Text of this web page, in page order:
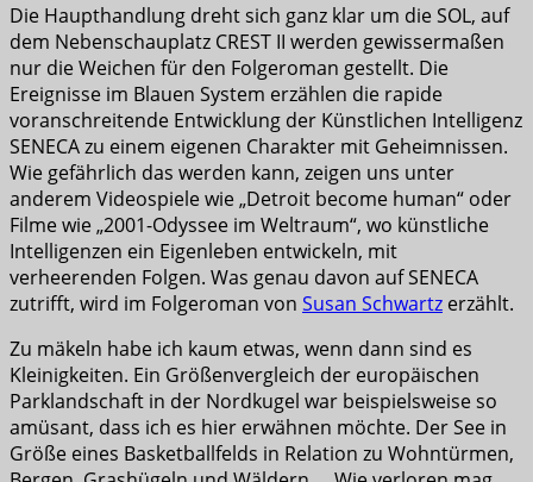
Die Haupthandlung dreht sich ganz klar um die SOL, auf
dem Nebenschauplatz CREST II werden gewissermaßen
nur die Weichen für den Folgeroman gestellt. Die
Ereignisse im Blauen System erzählen die rapide
voranschreitende Entwicklung der Künstlichen Intelligenz
SENECA zu einem eigenen Charakter mit Geheimnissen.
Wie gefährlich das werden kann, zeigen uns unter
anderem Videospiele wie „Detroit become human“ oder
Filme wie „2001-Odyssee im Weltraum“, wo künstliche
Intelligenzen ein Eigenleben entwickeln, mit
verheerenden Folgen. Was genau davon auf SENECA
zutrifft, wird im Folgeroman von Susan Schwartz erzählt.
Zu mäkeln habe ich kaum etwas, wenn dann sind es
Kleinigkeiten. Ein Größenvergleich der europäischen
Parklandschaft in der Nordkugel war beispielsweise so
amüsant, dass ich es hier erwähnen möchte. Der See in
Größe eines Basketballfelds in Relation zu Wohntürmen,